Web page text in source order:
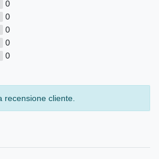
0
0
0
0
0
recensione cliente.